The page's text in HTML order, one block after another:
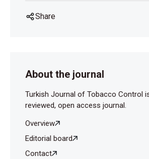
More Multi-Substance Prevention
Share
About the journal
Turkish Journal of Tobacco Control
reviewed, open access journal.
Overview
Editorial board
Contact